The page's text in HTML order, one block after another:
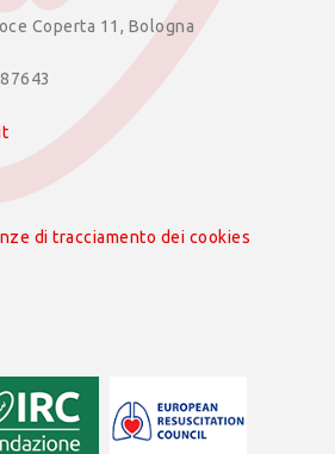
Coperta 11, Bologna
di tracciamento dei cookies